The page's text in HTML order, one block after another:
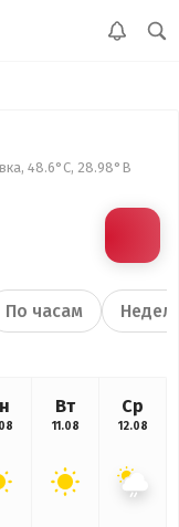
48.6°С, 28.98°В
По часам
Вт
11.08
Ср
12.08